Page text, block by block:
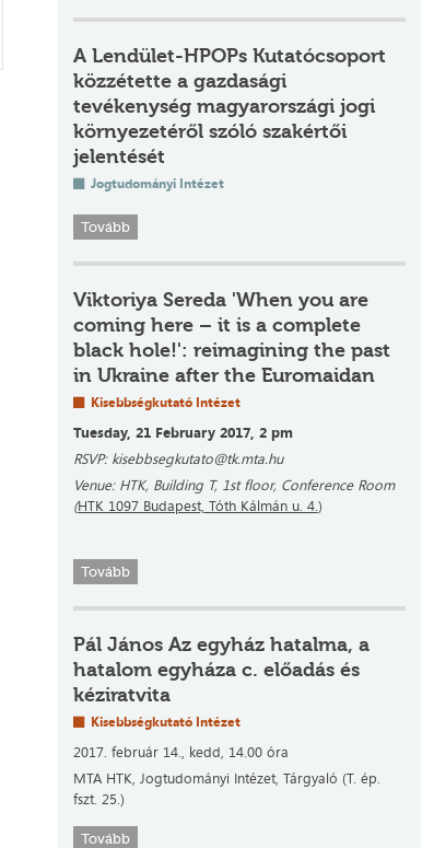
A Lendület-HPOPs Kutatócsoport
közzétette a gazdasági
tevékenység magyarországi jogi
környezetéről szóló szakértői
jelentését
Jogtudományi Intézet
Tovább
Viktoriya Sereda 'When you are
coming here – it is a complete
black hole!': reimagining the past
in Ukraine after the Euromaidan
Kisebbségkutató Intézet
Tuesday, 21 February 2017, 2 pm
RSVP: kisebbsegkutato@tk.mta.hu
Venue: HTK, Building T, 1st floor, Conference Room
(HTK 1097 Budapest, Tóth Kálmán u. 4.)
Tovább
Pál János Az egyház hatalma, a
hatalom egyháza c. előadás és
kéziratvita
Kisebbségkutató Intézet
2017. február 14., kedd, 14.00 óra
MTA HTK, Jogtudományi Intézet, Tárgyaló (T. ép.
fszt. 25.)
Tovább